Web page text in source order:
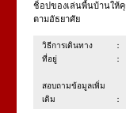
ช็อปของเล่นพื้นบ้านให้
ตามอัธยาศัย
วิธีการเดินทาง：
ที่อยู่：
สอบถามข้อมูลเพิ่ม
เติม：